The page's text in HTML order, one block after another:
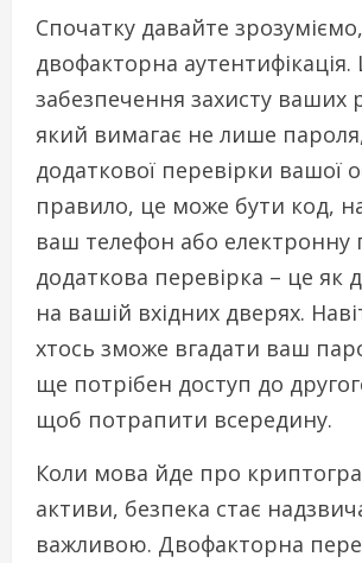
Спочатку давайте
двофакторна аутентифікація.
забезпечення захисту ваших
який вимагає не лише
додаткової перевірки вашої
правило, це може бути код,
ваш телефон або електронну
додаткова перевірка – це як
на вашій вхідних дверях.
хтось зможе вгадати ваш
ще потрібен доступ до
щоб потрапити всередину.
Коли мова йде про
активи, безпека стає
важливою. Двофакторна